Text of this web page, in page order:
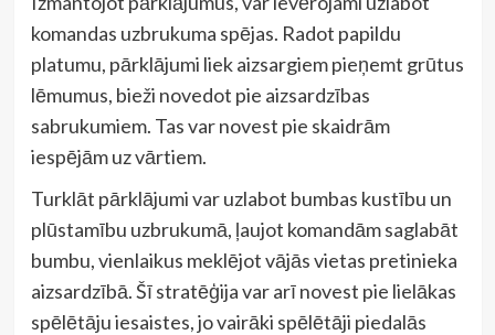
komandas uzbrukuma spējas. Radot papildu
platumu, pārklājumi liek aizsargiem pieņemt grūtus
lēmumus, bieži novedot pie aizsardzības
sabrukumiem. Tas var novest pie skaidrām
iespējām uz vārtiem.
Turklāt pārklājumi var uzlabot bumbas kustību un
plūstamību uzbrukumā, ļaujot komandām saglabāt
bumbu, vienlaikus meklējot vājās vietas pretinieka
aizsardzībā. Šī stratēģija var arī novest pie lielākas
spēlētāju iesaistes, jo vairāki spēlētāji piedalās